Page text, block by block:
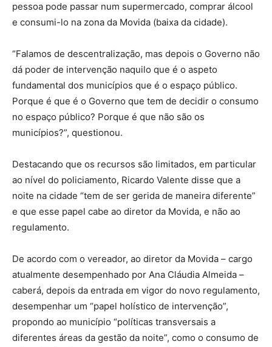
pessoa pode passar num supermercado, comprar álcool
e consumi-lo na zona da Movida (baixa da cidade).
“Falamos de descentralização, mas depois o Governo não
dá poder de intervenção naquilo que é o aspeto
fundamental dos municípios que é o espaço público.
Porque é que é o Governo que tem de decidir o consumo
no espaço público? Porque é que não são os
municípios?”, questionou.
Destacando que os recursos são limitados, em particular
ao nível do policiamento, Ricardo Valente disse que a
noite na cidade “tem de ser gerida de maneira diferente”
e que esse papel cabe ao diretor da Movida, e não ao
regulamento.
De acordo com o vereador, ao diretor da Movida – cargo
atualmente desempenhado por Ana Cláudia Almeida –
caberá, depois da entrada em vigor do novo regulamento,
desempenhar um “papel holístico de intervenção”,
propondo ao município “políticas transversais a
diferentes áreas da gestão da noite”, como o consumo de